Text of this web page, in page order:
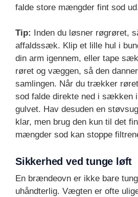
falde store mængder fint sod
Tip:
Inden du løsner røgrøret,
affaldssæk. Klip et lille hul i
din arm igennem, eller tape
røret og væggen, så den danner
samlingen. Når du trækker
sod falde direkte ned i sækken
gulvet. Hav desuden en
klar, men brug den kun til det
mængder sod kan stoppe
Sikkerhed ved tunge løft
En brændeovn er ikke bare
uhåndterlig. Vægten er ofte